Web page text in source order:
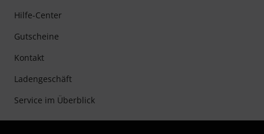
Hilfe-Center
Gutscheine
Kontakt
Ladengeschäft
Service im Überblick